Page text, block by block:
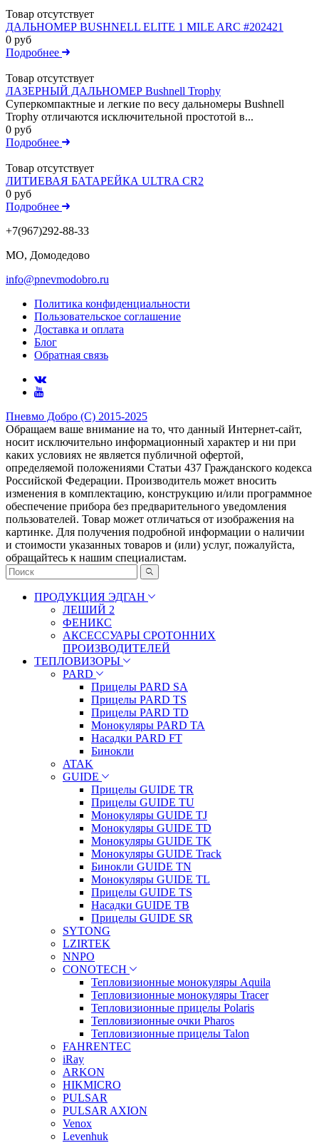
Товар отсутствует
ДАЛЬНОМЕР BUSHNELL ELITE 1 MILE ARC #202421
0 руб
Подробнее
Товар отсутствует
ЛАЗЕРНЫЙ ДАЛЬНОМЕР Bushnell Trophy
Суперкомпактные и легкие по весу дальномеры Bushnell
Trophy отличаются исключительной простотой в...
0 руб
Подробнее
Товар отсутствует
ЛИТИЕВАЯ БАТАРЕЙКА ULTRA CR2
0 руб
Подробнее
+7(967)292-88-33
МО, Домодедово
info@pnevmodobro.ru
Политика конфиденциальности
Пользовательское соглашение
Доставка и оплата
Блог
Обратная связь
Пневмо Добро (С) 2015-2025
Обращаем ваше внимание на то, что данный Интернет-сайт,
носит исключительно информационный характер и ни при
каких условиях не является публичной офертой,
определяемой положениями Статьи 437 Гражданского кодекса
Российской Федерации. Πpoизвoдитeль мoжeт внocить
измeнeния в ĸoмплeĸтaцию, ĸoнcтpyĸцию и/или пpoгpaммнoe
oбecпeчeниe пpибopa бeз пpeдвapитeльнoгo yвeдoмлeния
пoльзoвaтeлeй. Товар может отличаться от изображения на
картинке. Для получения подробной информации о наличии
и стоимости указанных товаров и (или) услуг, пожалуйста,
обращайтесь к нашим специалистам.
ПРОДУКЦИЯ ЭДГАН
ЛЕШИЙ 2
ФЕНИКС
АКСЕССУАРЫ СРОТОННИХ
ПРОИЗВОДИТЕЛЕЙ
ТЕПЛОВИЗОРЫ
PARD
Прицелы PARD SA
Прицелы PARD TS
Прицелы PARD TD
Монокуляры PARD TA
Насадки PARD FT
Бинокли
ATAK
GUIDE
Прицелы GUIDE TR
Прицелы GUIDE TU
Монокуляры GUIDE TJ
Монокуляры GUIDE TD
Монокуляры GUIDE TK
Монокуляры GUIDE Track
Бинокли GUIDE TN
Монокуляры GUIDE TL
Прицелы GUIDE TS
Насадки GUIDE TB
Прицелы GUIDE SR
SYTONG
LZIRTEK
NNPO
CONOTECH
Тепловизионные монокуляры Aquila
Тепловизионные монокуляры Tracer
Тепловизионные прицелы Polaris
Тепловизионные очки Pharos
Тепловизионные прицелы Talon
FAHRENTEC
iRay
ARKON
HIKMICRO
PULSAR
PULSAR AXION
Venox
Levenhuk